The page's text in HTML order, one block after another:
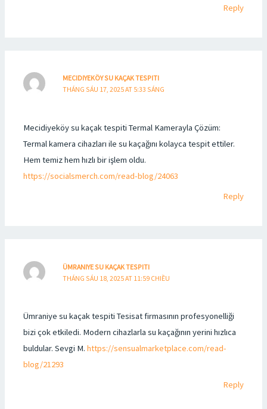
Reply
MECIDIYEKÖY SU KAÇAK TESPITI
THÁNG SÁU 17, 2025 AT 5:33 SÁNG
Mecidiyeköy su kaçak tespiti Termal Kamerayla Çözüm:
Termal kamera cihazları ile su kaçağını kolayca tespit ettiler.
Hem temiz hem hızlı bir işlem oldu.
https://socialsmerch.com/read-blog/24063
Reply
ÜMRANIYE SU KAÇAK TESPITI
THÁNG SÁU 18, 2025 AT 11:59 CHIỀU
Ümraniye su kaçak tespiti Tesisat firmasının profesyonelliği
bizi çok etkiledi. Modern cihazlarla su kaçağının yerini hızlıca
buldular. Sevgi M.https://sensualmarketplace.com/read-
blog/21293
Reply